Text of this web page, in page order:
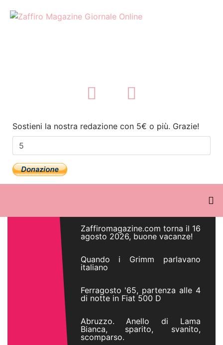
Sostieni la nostra redazione con 5€ o più. Grazie!
Zaffiromagazine.com torna il 16
agosto 2026, buone vacanze!
Quando i Grimm parlavano
italiano
Ferragosto '65, partenza alle 4
di notte in Fiat 500 D
Abruzzo. Anello di Lama
Bianca, sparito, svanito,
scomparso.